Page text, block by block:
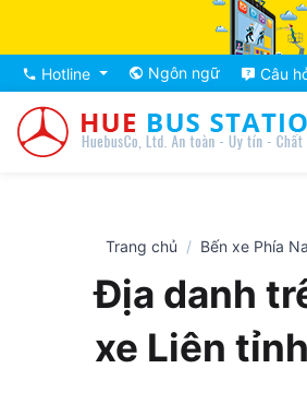
Hotline Ngôn ngữ Câu
Trang chủ Bến xe Phía
Địa danh
xe Liên